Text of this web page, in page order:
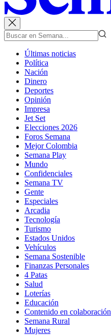
Últimas noticias
Política
Nación
Dinero
Deportes
Opinión
Impresa
Jet Set
Elecciones 2026
Foros Semana
Mejor Colombia
Semana Play
Mundo
Confidenciales
Semana TV
Gente
Especiales
Arcadia
Tecnología
Turismo
Estados Unidos
Vehículos
Semana Sostenible
Finanzas Personales
4 Patas
Salud
Loterías
Educación
Contenido en colaboración
Semana Rural
Mujeres